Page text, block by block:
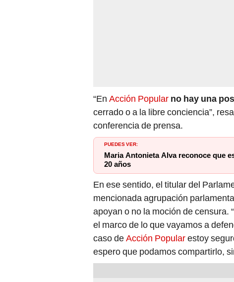
“En Acción Popular no hay una
cerrado o a la libre conciencia”,
conferencia de prensa.
PUEDES VER:
Maria Antonieta Alva reconoce que
20 años
En ese sentido, el titular del
mencionada agrupación
apoyan o no la moción de censura.
el marco de lo que vayamos a
caso deAcción Popularestoy
espero que podamos compartirlo,